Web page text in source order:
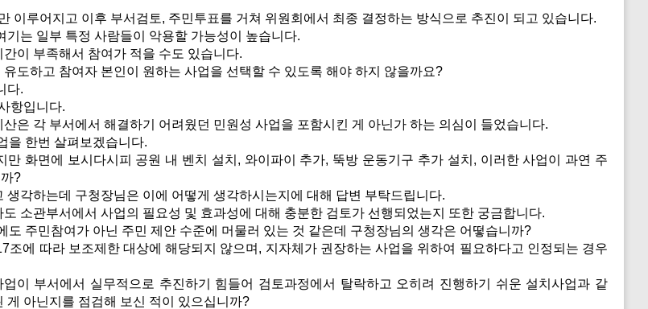
이루어지고 이후 부서검토, 주민투표를 거쳐 위원회에서 최종 결정하는 방식으로 추진이 되고 있습니다.
는 일부 특정 사람들이 악용할 가능성이 높습니다.
이 부족해서 참여가 적을 수도 있습니다.
도하고 참여자 본인이 원하는 사업을 선택할 수 있도록 해야 하지 않을까요?
다.
항입니다.
은 각 부서에서 해결하기 어려웠던 민원성 사업을 포함시킨 게 아닌가 하는 의심이 들었습니다.
을 한번 살펴보겠습니다.
만 화면에 보시다시피 공원 내 벤치 설치, 와이파이 추가, 뚝방 운동기구 추가 설치, 이러한 사업이 과연 주
?
생각하는데 구청장님은 이에 어떻게 생각하시는지에 대해 답변 부탁드립니다.
소관부서에서 사업의 필요성 및 효과성에 대해 충분한 검토가 선행되었는지 또한 궁금합니다.
도 주민참여가 아닌 주민 제안 수준에 머물러 있는 것 같은데 구청장님의 생각은 어떻습니까?
조에 따라 보조제한 대상에 해당되지 않으며, 지자체가 권장하는 사업을 위하여 필요하다고 인정되는 경우
이 부서에서 실무적으로 추진하기 힘들어 검토과정에서 탈락하고 오히려 진행하기 쉬운 설치사업과 같
게 아닌지를 점검해 보신 적이 있으십니까?